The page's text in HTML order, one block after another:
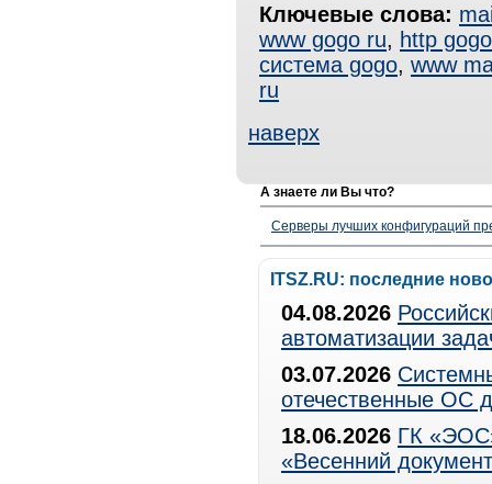
Ключевые слова:
www gogo ru, http gogo
система gogo, www
ru
наверх
А знаете ли Вы что?
Серверы лучших конфигураций
ITSZ.RU: последние
04.08.2026
автоматизации
03.07.2026
отечественные ОС
18.06.2026 ГК
«Весенний